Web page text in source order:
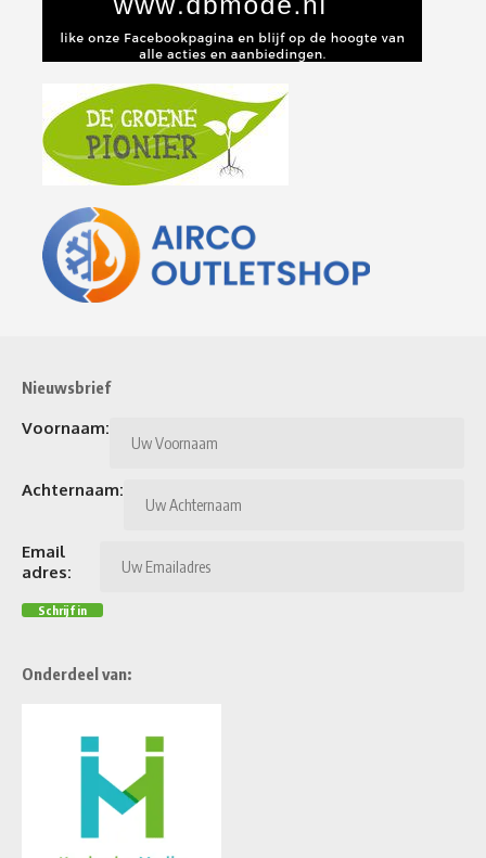
Nieuwsbrief
Voornaam:
Achternaam:
Email
adres:
Onderdeel van: